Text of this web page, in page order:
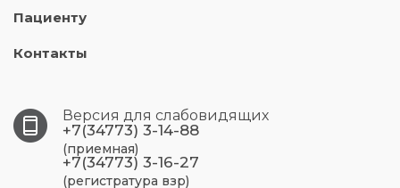
Пациенту
Контакты
Версия для слабовидящих
+7(34773) 3-14-88
(приемная)
+7(34773) 3-16-27
(регистратура взр)